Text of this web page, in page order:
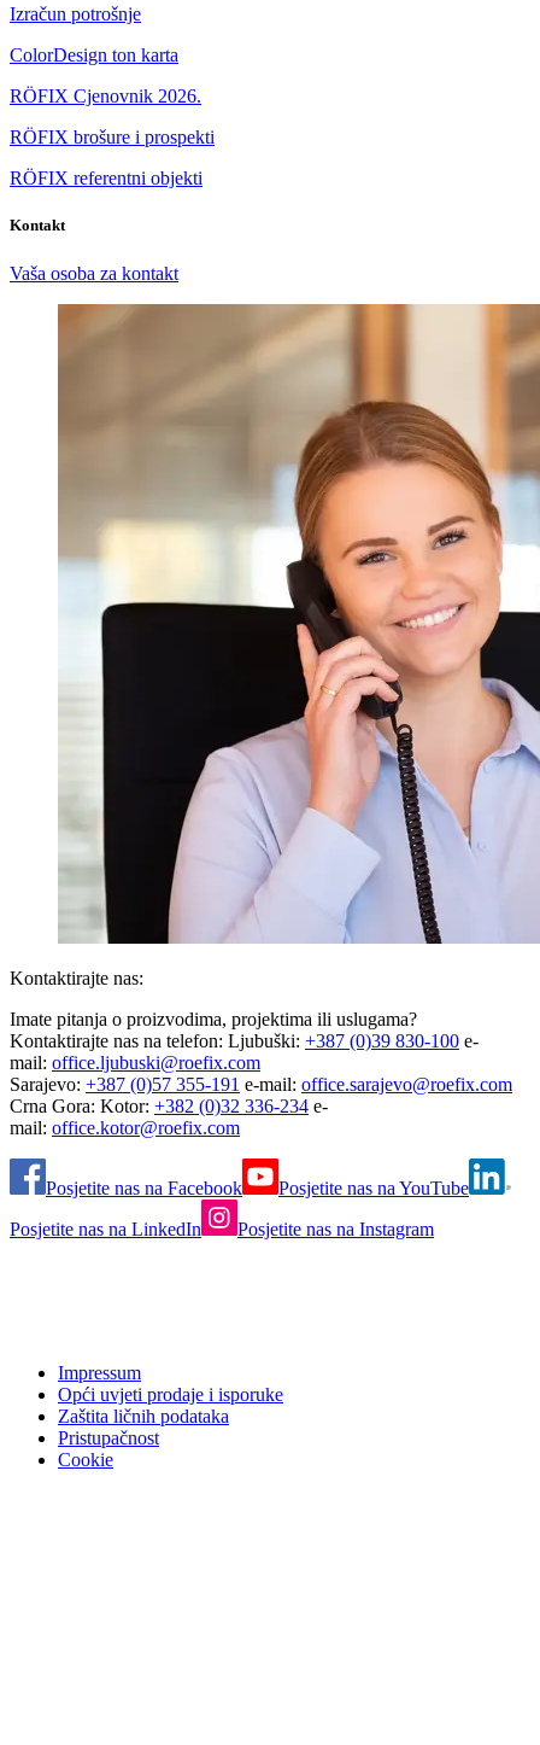
Izračun potrošnje
ColorDesign ton karta
RÖFIX Cjenovnik 2026.
RÖFIX brošure i prospekti
RÖFIX referentni objekti
Kontakt
Vaša osoba za kontakt
Kontaktirajte nas:
Imate pitanja o proizvodima, projektima ili uslugama?
Kontaktirajte nas na telefon: Ljubuški: +387 (0)39 830-100 e-
mail: office.ljubuski@roefix.com
Sarajevo: +387 (0)57 355-191 e-mail: office.sarajevo@roefix.com
Crna Gora: Kotor: +382 (0)32 336-234 e-
mail: office.kotor@roefix.com
Posjetite nas na Facebook
Posjetite nas na YouTube
Posjetite nas na LinkedIn
Posjetite nas na Instagram
Impressum
Opći uvjeti prodaje i isporuke
Zaštita ličnih podataka
Pristupačnost
Cookie